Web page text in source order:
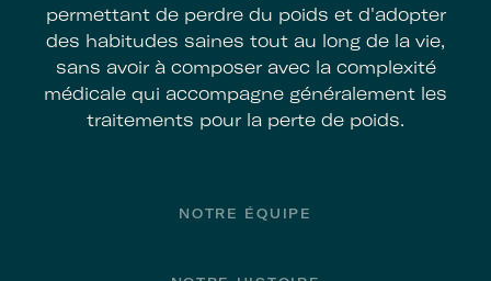
permettant de perdre du poids et d'adopter
des habitudes saines tout au long de la vie,
sans avoir à composer avec la complexité
médicale qui accompagne généralement les
traitements pour la perte de poids.
NOTRE ÉQUIPE